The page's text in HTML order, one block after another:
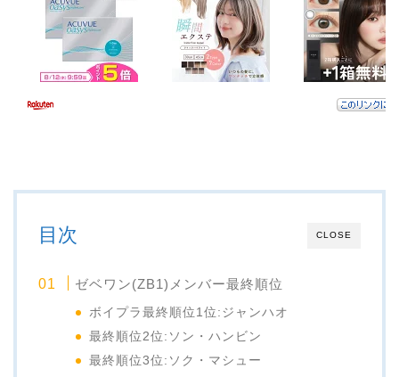
CLOSE
目次
ゼベワン(ZB1)メンバー最終順位
ボイプラ最終順位1位:ジャンハオ
最終順位2位:ソン・ハンビン
最終順位3位:ソク・マシュー